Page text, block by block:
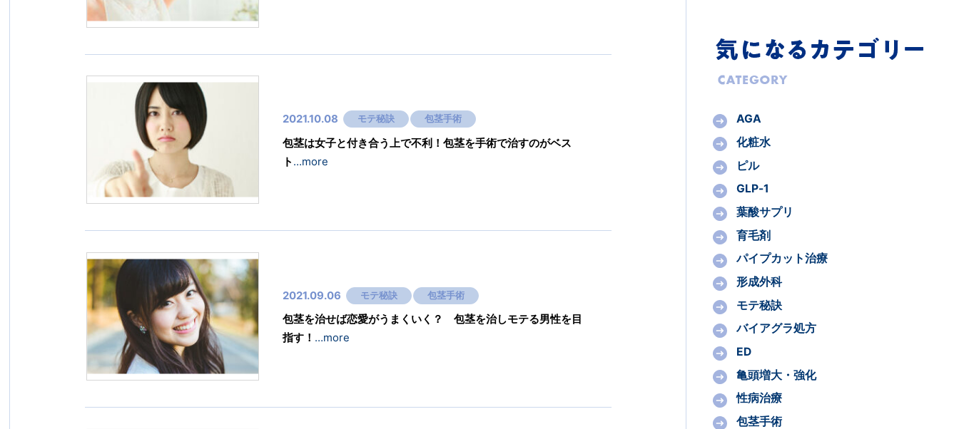
2021.10.08 モテ秘訣 包茎手術
包茎は女子と付き合う上で不利！包茎を手術で治すのがベス
ト …more
2021.09.06 モテ秘訣 包茎手術
包茎を治せば恋愛がうまくいく？ 包茎を治しモテる男性を目
指す！ …more
AGA
化粧水
ピル
GLP-1
葉酸サプリ
育毛剤
パイプカット治療
形成外科
モテ秘訣
バイアグラ処方
ED
亀頭増大・強化
性病治療
包茎手術